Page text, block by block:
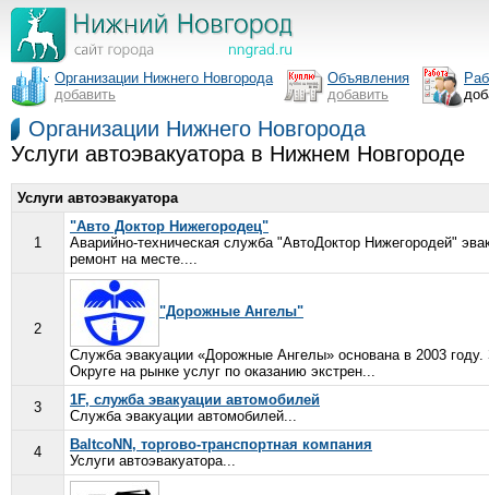
Организации Нижнего Новгорода
добавить
Объявления
добавить
Организации Нижнего Новгорода
Услуги автоэвакуатора в Нижнем Новгороде
Услуги автоэвакуатора
1
"Авто Доктор Нижегородец"
Аварийно-техническая служба "АвтоДоктор Нижегородей"
ремонт на месте....
2
"Дорожные Ангелы"
Служба эвакуации «Дорожные Ангелы» основана в 2003
Округе на рынке услуг по оказанию экстрен...
3
1F, служба эвакуации автомобилей
Служба эвакуации автомобилей...
4
BaltcoNN, торгово-транспортная компания
Услуги автоэвакуатора...